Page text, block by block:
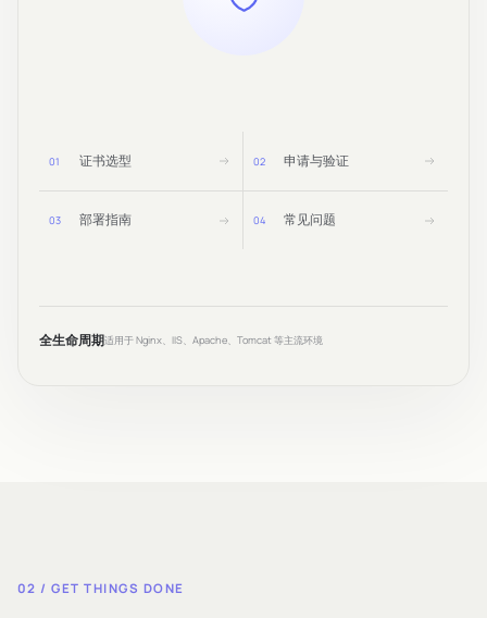
01 证书选型 02 申请与验证
03 部署指南 04 常见问题
全生命周期适用于 Nginx、IIS、Apache、Tomcat 等主流环境
02 / GET THINGS DONE